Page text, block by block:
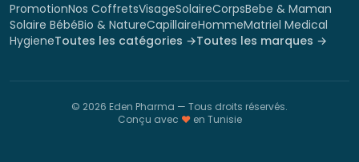
PromotionNos CoffretsVisageSolaireCorpsBebe & Maman
Solaire BébéBio & NatureCapillaireHommeMatriel Medical
HygieneToutes les catégories →Toutes les marques →
© 2026 Eden Pharma — Tous droits réservés.
Conçu avec ♥en Tunisie